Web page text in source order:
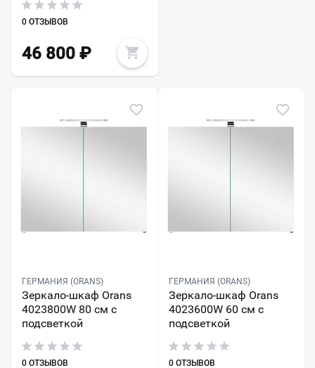
0 ОТЗЫВОВ
46 800 ₽
ГЕРМАНИЯ (ORANS)
Зеркало-шкаф Orans
4023800W 80 см с
подсветкой
0 ОТЗЫВОВ
ГЕРМАНИЯ (ORANS)
Зеркало-шкаф Orans
4023600W 60 см с
подсветкой
0 ОТЗЫВОВ